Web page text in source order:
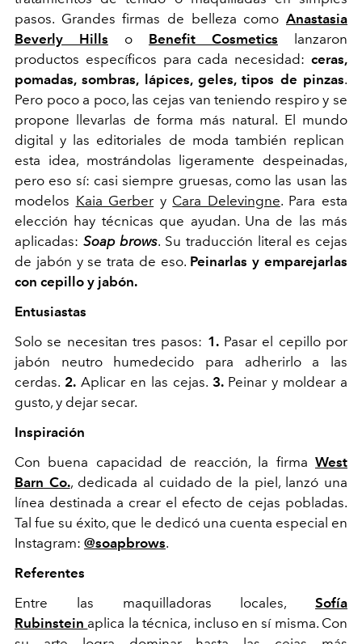
pasos. Grandes firmas de belleza como Anastasia
Beverly Hills o Benefit Cosmetics lanzaron
productos específicos para cada necesidad: ceras,
pomadas, sombras, lápices, geles, tipos de pinzas.
Pero poco a poco, las cejas van teniendo respiro y se
propone llevarlas de forma más natural. El mundo
digital y las editoriales de moda también replican
esta idea, mostrándolas ligeramente despeinadas,
pero eso sí: casi siempre gruesas, como las usan las
modelos Kaia Gerber y Cara Delevingne. Para esta
elección hay técnicas que ayudan. Una de las más
aplicadas: Soap brows. Su traducción literal es cejas
de jabón y se trata de eso. Peinarlas y emparejarlas
con cepillo y jabón.
Entusiastas
Solo se necesitan tres pasos: 1.Pasar el cepillo por
jabón neutro humedecido para adherirlo a las
cerdas. 2. Aplicar en las cejas. 3. Peinar y moldear a
gusto, y dejar secar.
Inspiración
Con buena capacidad de reacción, la firma West
Barn Co., dedicada al cuidado de la piel, lanzó una
línea destinada a crear el efecto de cejas pobladas.
Tal fue su éxito, que le dedicó una cuenta especial en
Instagram: @soapbrows.
Referentes
Entre las maquilladoras locales, Sofía
Rubinstein aplica la técnica, incluso en sí misma. Con